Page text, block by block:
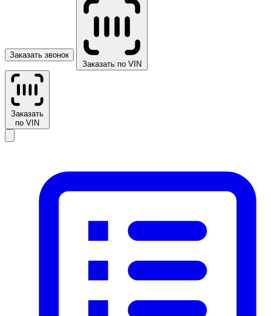
Заказать звонок
Заказать по VIN
Заказать
по VIN